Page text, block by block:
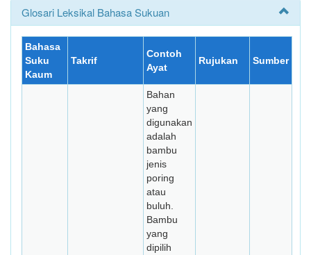
Glosari Leksikal Bahasa Sukuan
Bahasa
Suku
Kaum
Takrif
Contoh
Ayat
Rujukan Sumber
Bahan
yang
digunakan
adalah
bambu
jenis
poring
atau
buluh.
Bambu
yang
dipilih